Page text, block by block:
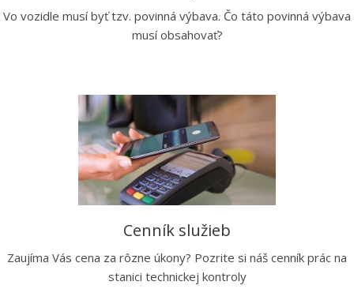
Vo vozidle musí byť tzv. povinná výbava. Čo táto povinná výbava
musí obsahovať?
Cenník služieb
Zaujíma Vás cena za rôzne úkony? Pozrite si náš cenník prác na
stanici technickej kontroly